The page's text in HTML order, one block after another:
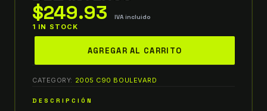
$249.93 IVA incluido
1 IN STOCK
C90
VL1500
AGREGAR AL CARRITO
CATEGORY: 2005 C90 BOULEVARD
DESCRIPCIÓN